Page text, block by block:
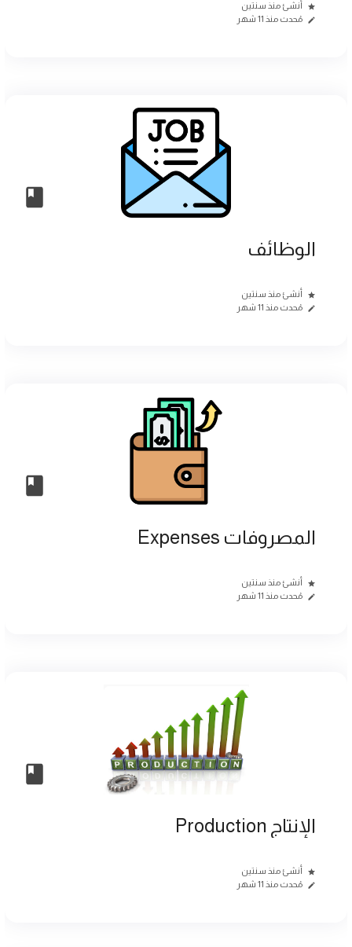
أنشئ منذ سنتين
مُحدث منذ 11 شهر
الوظائف
أنشئ منذ سنتين
مُحدث منذ 11 شهر
المصروفات Expenses
أنشئ منذ سنتين
مُحدث منذ 11 شهر
الإنتاج Production
أنشئ منذ سنتين
مُحدث منذ 11 شهر